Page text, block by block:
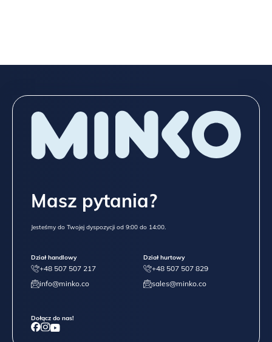
Spójrz niżej na wszystkie możliwości, które dajemy przy meblach
Masz pytania?
Jesteśmy do Twojej dyspozycji od 9:00 do 14:00.
Dział handlowy
+48 507 507 217
info@minko.co
Dział hurtowy
+48 507 507 829
sales@minko.co
Dołącz do nas!